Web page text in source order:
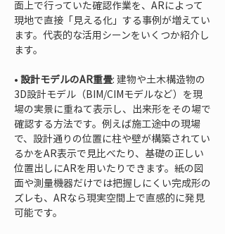
面上で行っていた確認作業を、ARによって
現地で直接「見える化」する事例が増えてい
ます。代表的な活用シーンをいくつか紹介し
ます。
• 設計モデルのAR重畳: 建物や土木構造物の
3D設計モデル（BIM/CIMモデルなど）を現
場の実景に重ねて表示し、出来形をその場で
確認する方法です。例えば施工途中の現場
で、設計通りの位置に柱や壁が構築されてい
るかをAR表示で見比べたり、基礎の正しい
位置出しにARを用いたりできます。紙の図
面や測量機器だけでは把握しにくい完成形の
ズレも、ARなら現実空間上で直感的に発見